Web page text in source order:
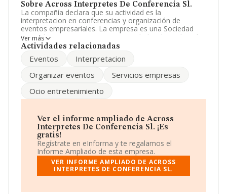
Sobre Across Interpretes De Conferencia Sl.
La compañía declara que su actividad es la
interpretacion en conferencias y organización de
eventos empresariales. La empresa es una Sociedad
Limitada. Tiene CNAE: 7430 - 'Actividades de traducción
e interpretación'. La compañía no tiene actividad en
con CIF B85792596, está situada en Calle Puebla núm.
13 Plt 3, (28004), en el municipio de Madrid, Madrid.
Con los datos a disposición de INFORMA sobre 2.137
empresas pertenecientes al sector, la facturación en el
ámbito nacional alcanza los 391 millones de euros y la
media entre todas las compañías es de 183 mil euros
de ventas. En relación con la información de la provincia
de Madrid, en la base de datos INFORMA constan 749
empresas, con ventas de hasta 126 millones de euros.
Por último, con el fin de ampliar la información relativa
años desde la constitución. La media de empleados es
Ver más
Actividades relacionadas
Eventos
Interpretacion
Organizar eventos
Servicios empresas
Ocio entretenimiento
Ver el informe ampliado de Across
Interpretes De Conferencia Sl. ¡Es
gratis!
Regístrate en eInforma y te regalamos el
Informe Ampliado de esta empresa.
VER INFORME AMPLIADO DE ACROSS
INTERPRETES DE CONFERENCIA SL.